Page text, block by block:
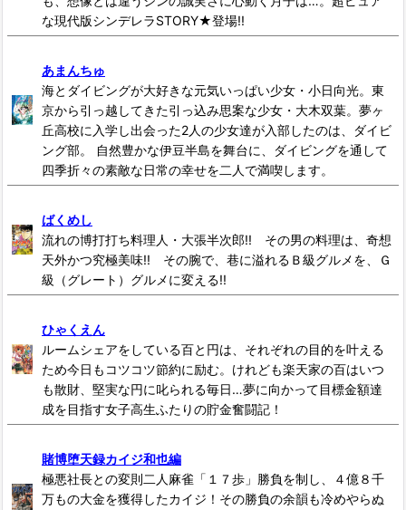
な現代版シンデレラSTORY★登場!!
あまんちゅ
海とダイビングが大好きな元気いっぱい少女・小日向光。東
京から引っ越してきた引っ込み思案な少女・大木双葉。夢ヶ
丘高校に入学し出会った2人の少女達が入部したのは、ダイビ
ング部。 自然豊かな伊豆半島を舞台に、ダイビングを通して
四季折々の素敵な日常の幸せを二人で満喫します。
ばくめし
流れの博打打ち料理人・大張半次郎!! その男の料理は、奇想
天外かつ究極美味!! その腕で、巷に溢れるＢ級グルメを、Ｇ
級（グレート）グルメに変える!!
ひゃくえん
ルームシェアをしている百と円は、それぞれの目的を叶える
ため今日もコツコツ節約に励む。けれども楽天家の百はいつ
も散財、堅実な円に叱られる毎日…夢に向かって目標金額達
成を目指す女子高生ふたりの貯金奮闘記！
賭博堕天録カイジ和也編
極悪社長との変則二人麻雀「１７歩」勝負を制し、４億８千
万もの大金を獲得したカイジ！その勝負の余韻も冷めやらぬ